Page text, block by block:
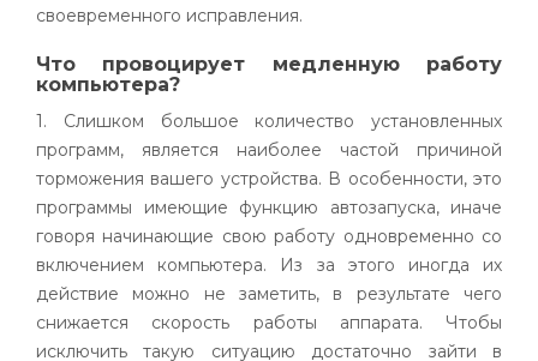
своевременного исправления.
Что провоцирует медленную работу
компьютера?
1. Слишком большое количество установленных
программ, является наиболее частой причиной
торможения вашего устройства. В особенности, это
программы имеющие функцию автозапуска, иначе
говоря начинающие свою работу одновременно со
включением компьютера. Из за этого иногда их
действие можно не заметить, в результате чего
снижается скорость работы аппарата. Чтобы
исключить такую ситуацию достаточно зайти в